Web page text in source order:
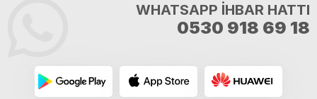
WHATSAPP İHBAR HATTI
0530 918 69 18